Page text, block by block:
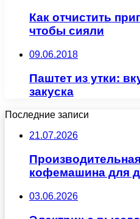
Как отчистить
чтобы сияли
09.06.2018
Паштет из утки:
закуска
Последние записи
21.07.2026
кофемашина для
03.06.2026